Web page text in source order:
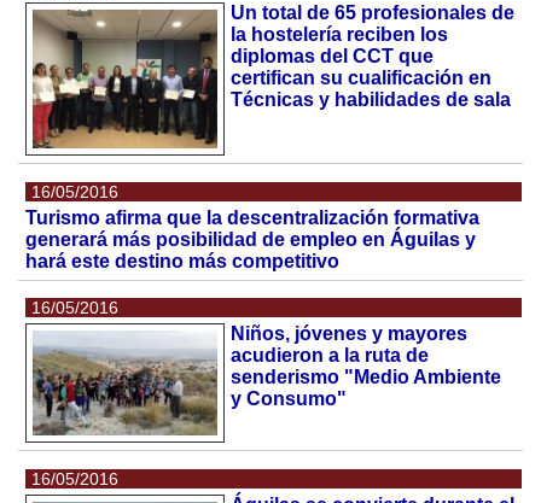
Un total de 65 profesionales de
la hostelería reciben los
diplomas del CCT que
certifican su cualificación en
Técnicas y habilidades de sala
16/05/2016
Turismo afirma que la descentralización formativa
generará más posibilidad de empleo en Águilas y
hará este destino más competitivo
16/05/2016
Niños, jóvenes y mayores
acudieron a la ruta de
senderismo "Medio Ambiente
y Consumo"
16/05/2016